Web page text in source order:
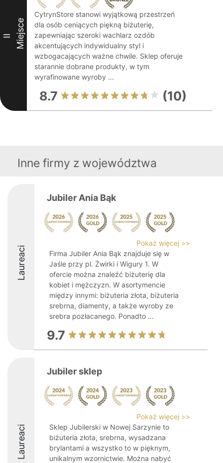
II Miejsce
CytrynStore stanowi wyjątkową przestrzeń
dla osób ceniących piękną biżuterię,
zapewniając szeroki wachlarz ozdób
akcentujących indywidualny styl i
wzbogacających ważne chwile. Sklep oferuje
starannie dobrane produkty, w tym
wyrafinowane wyroby ...
8.7 (10)
Inne firmy z województwa
Laureaci
Jubiler Ania Bąk
Pokaż więcej >>
Firma Jubiler Ania Bąk znajduje się w
Jaśle przy pl. Żwirki i Wigury 1. W
ofercie można znaleźć biżuterię dla
kobiet i mężczyzn. W asortymencie
między innymi: biżuteria złota, biżuteria
srebrna, diamenty, a także wyroby ze
srebra pozłacanego. Ponadto ...
9.7
Laureaci
Jubiler sklep
Pokaż więcej >>
Sklep Jubilerski w Nowej Sarzynie to
biżuteria złota, srebrna, wysadzana
brylantami a wszystko to w pięknym,
unikalnym wzornictwie. Można nabyć